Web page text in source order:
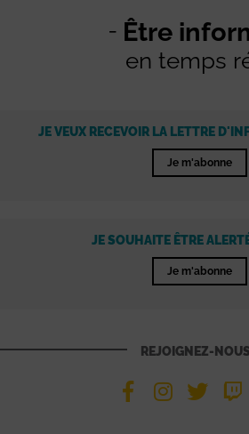
Être
en temps
JE VEUX RECEVOIR LA LETTRE
Je m'abonne
JE SOUHAITE ÊTRE
Je m'abonne
REJOIGNEZ-